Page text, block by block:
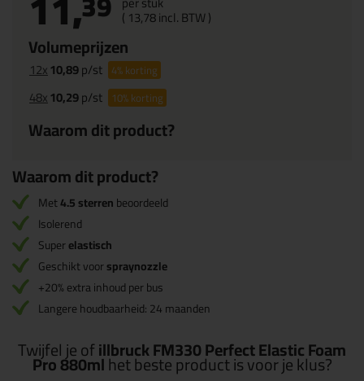
( 13,78incl. BTW )
Volumeprijzen
12x10,89p/st 4%korting
48x10,29p/st 10%korting
Waarom dit product?
Waarom dit product?
Met4.5 sterrenbeoordeeld
Isolerend
Superelastisch
Geschikt voorspraynozzle
+20% extra inhoud per bus
Langere houdbaarheid: 24 maanden
Twijfel je ofillbruck FM330 Perfect Elastic Foam
Pro 880mlhet beste product is voor je klus?